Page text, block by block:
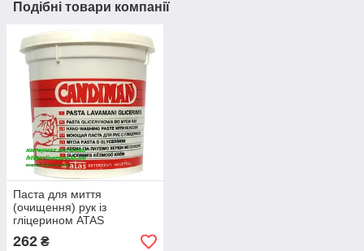
Подібні товари компанії
Паста для миття
(очищення) рук із
гліцерином ATAS
CANDIMAN 1kg.
262 ₴